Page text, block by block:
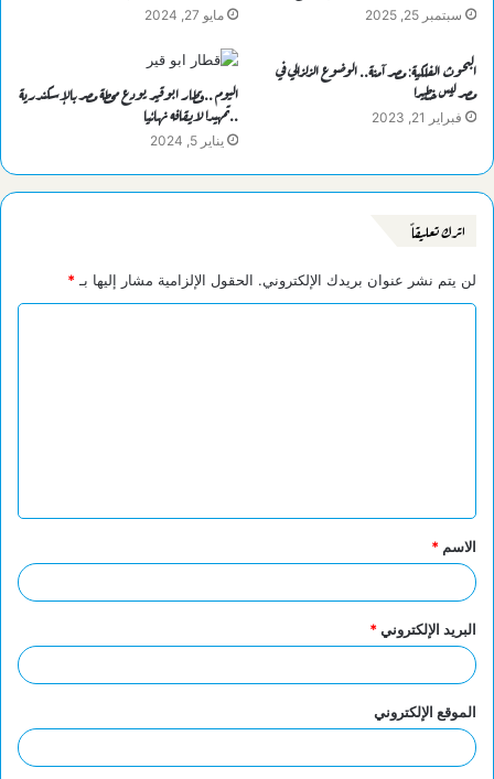
سبتمبر 25, 2025 مايو 27, 2024
البحوث الفلكية: مصر آمنة.. الوضوع الزلزالي في
مصر ليس خطيرا
فبراير 21, 2023
اليوم ..قطار ابوقير يودع محطة مصر بالإسكندرية
..تمهيدا لايقافه نهائيا
يناير 5, 2024
اترك تعليقاً
لن يتم نشر عنوان بريدك الإلكتروني. الحقول الإلزامية مشار إليها بـ *
ق
*
الاسم *
البريد الإلكتروني*
الموقع الإلكتروني